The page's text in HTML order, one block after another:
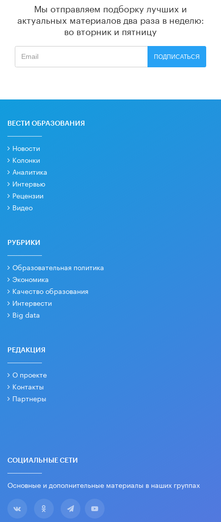
Мы отправляем подборку лучших и
актуальных материалов два раза в неделю:
во вторник и пятницу
ПОДПИСАТЬСЯ
ВЕСТИ ОБРАЗОВАНИЯ
Новости
Колонки
Аналитика
Интервью
Рецензии
Видео
РУБРИКИ
Образовательная политика
Экономика
Качество образования
Интервести
Big data
РЕДАКЦИЯ
О проекте
Контакты
Партнеры
СОЦИАЛЬНЫЕ СЕТИ
Основные и дополнительные материалы в наших группах